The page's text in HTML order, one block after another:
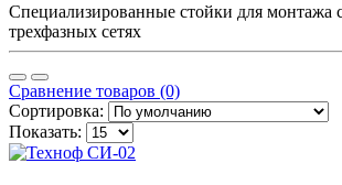
Специализированные стойки для монтажа
трехфазных сетях
Сравнение товаров (0)
Сортировка:
Показать: